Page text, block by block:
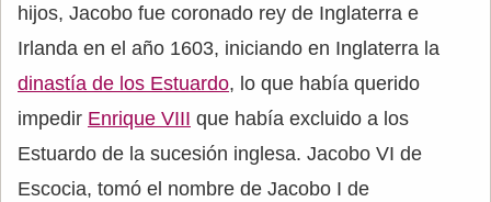
hijos, Jacobo fue coronado rey de Inglaterra e
Irlanda en el año 1603, iniciando en Inglaterra la
dinastía de los Estuardo, lo que había querido
impedir Enrique VIII que había excluido a los
Estuardo de la sucesión inglesa. Jacobo VI de
Escocia, tomó el nombre de Jacobo I de